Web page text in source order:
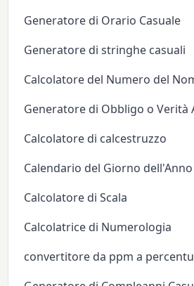
Generatore di Orario Casuale
Generatore di stringhe casuali
Calcolatore del Numero del
Generatore di Obbligo o Verità
Calcolatore di calcestruzzo
Calendario del Giorno dell'Anno
Calcolatore di Scala
Calcolatrice di Numerologia
convertitore da ppm a